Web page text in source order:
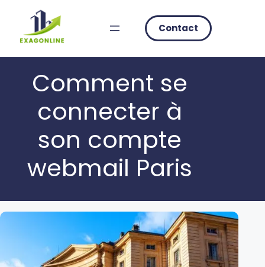
content
Contact
Comment se
connecter à
son compte
webmail Paris